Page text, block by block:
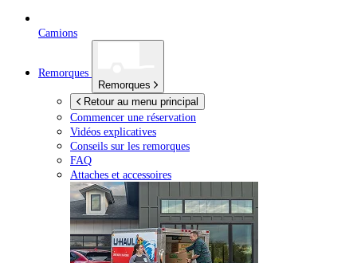
Camions
Remorques
Remorques
Retour au menu principal
Commencer une réservation
Vidéos explicatives
Conseils sur les remorques
FAQ
Attaches et accessoires